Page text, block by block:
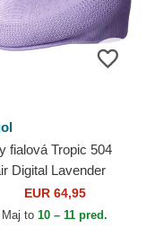
fialová Tropic 504
Digital Lavender
EUR 64,95
Maj to 10 – 11 pred.